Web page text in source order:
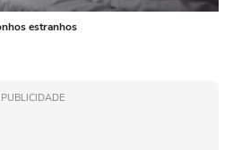
estranhos
PUBLICIDADE